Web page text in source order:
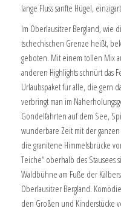
lange Fluss sanfte Hügel,
Im Oberlausitzer Bergland, wie
tschechischen Grenze heißt,
geboten. Mit einem tollen Mix
anderen Highlights schnürt das
Urlaubspaket für alle, die gern
verbringt man im
Gondelfahrten auf dem See,
wunderbare Zeit mit der
die granitene Himmelsbrücke
Teiche“ oberhalb des
Waldbühne am Fuße der
Oberlausitzer Bergland.
den Großen und Kinderstücke